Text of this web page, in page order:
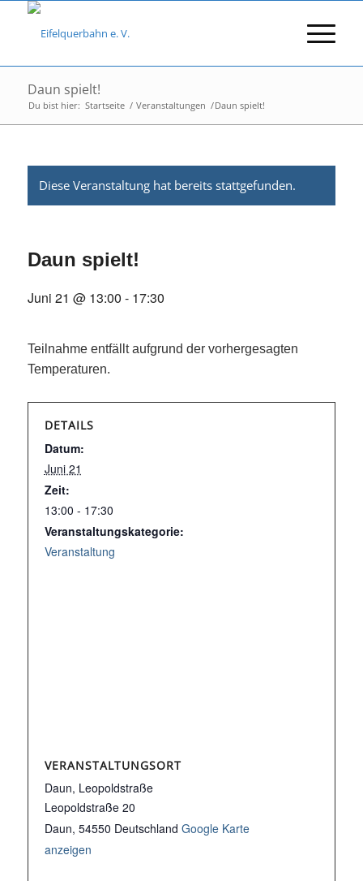
Daun spielt!
Du bist hier: Startseite / Veranstaltungen /Daun spielt!
Diese Veranstaltung hat bereits stattgefunden.
Daun spielt!
Juni 21 @ 13:00 - 17:30
Teilnahme entfällt aufgrund der vorhergesagten
Temperaturen.
DETAILS
Datum:
Juni 21
Zeit:
13:00 - 17:30
Veranstaltungskategorie:
Veranstaltung
VERANSTALTUNGSORT
Daun, Leopoldstraße
Leopoldstraße 20
Daun, 54550 Deutschland Google Karte
anzeigen